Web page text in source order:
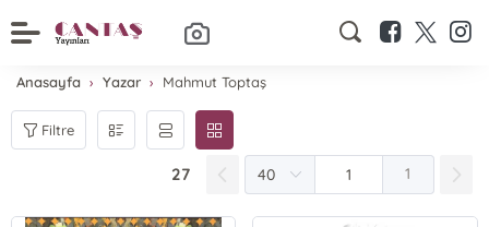
Anasayfa Yazar Mahmut Toptaş
Filtre
27 1